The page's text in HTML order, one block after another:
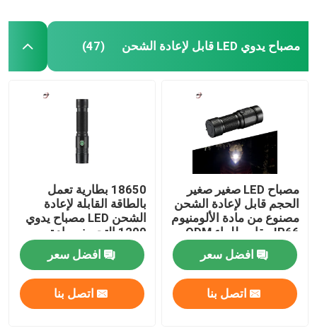
مصباح يدوي LED قابل لإعادة الشحن (47)
مصباح LED صغير صغير
الحجم قابل لإعادة الشحن
مصنوع من مادة الألومنيوم
IP66 مقاوم للماء ODM
افضل سعر
اتصل بنا
18650 بطارية تعمل
بالطاقة القابلة لإعادة
الشحن LED مصباح يدوي
1200 التجويف مادة
سبائك الألومنيوم
افضل سعر
اتصل بنا